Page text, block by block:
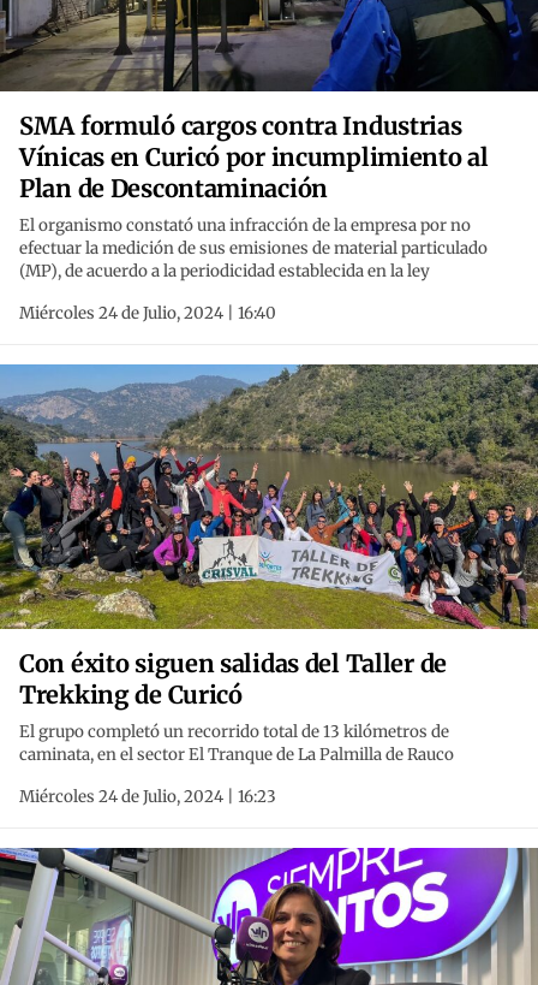
SMA formuló cargos contra Industrias
Vínicas en Curicó por incumplimiento al
Plan de Descontaminación
El organismo constató una infracción de la empresa por no
efectuar la medición de sus emisiones de material particulado
(MP), de acuerdo a la periodicidad establecida en la ley
Miércoles 24 de Julio, 2024 | 16:40
Con éxito siguen salidas del Taller de
Trekking de Curicó
El grupo completó un recorrido total de 13 kilómetros de
caminata, en el sector El Tranque de La Palmilla de Rauco
Miércoles 24 de Julio, 2024 | 16:23